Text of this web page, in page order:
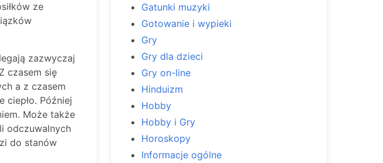
ze
zazwyczaj
czasem się
a z czasem
ciepło. Później
Może także
odczuwalnych
do stanów
Gatunki muzyki
Gotowanie i wypieki
Gry
Gry dla dzieci
Gry on-line
Hinduizm
Hobby
Hobby i Gry
Horoskopy
Informacje ogólne